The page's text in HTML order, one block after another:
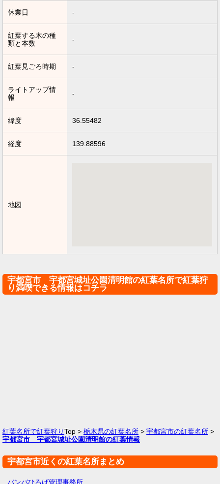
休業日 -
紅葉する木の種
類と本数
-
紅葉見ごろ時期 -
ライトアップ情
報
-
緯度 36.55482
経度 139.88596
地図
宇都宮市 宇都宮城址公園清明館の紅葉名所で紅葉狩
り満喫できる情報はコチラ
紅葉名所で紅葉狩りTop > 栃木県の紅葉名所 > 宇都宮市の紅葉名所 >
宇都宮市 宇都宮城址公園清明館の紅葉情報
宇都宮市近くの紅葉名所まとめ
バンバひろば管理事務所